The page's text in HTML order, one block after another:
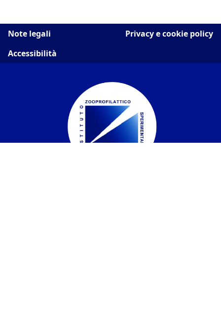
Note legali
Privacy e cookie policy
Accessibilità